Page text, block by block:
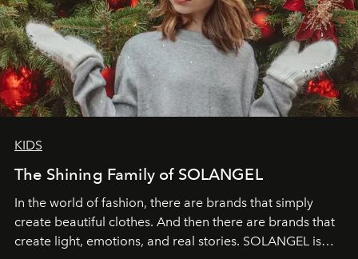
KIDS
The Shining Family of SOLANGEL
In the world of fashion, there are brands that simply
create beautiful clothes. And then there are brands that
create light, emotions, and real stories. SOLANGEL is